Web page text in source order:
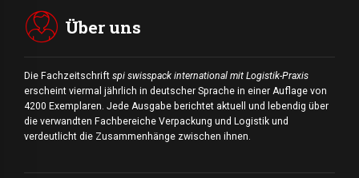
Über uns
Die Fachzeitschrift spi swisspack international mit Logistik-Praxis
erscheint viermal jährlich in deutscher Sprache in einer Auflage von
4200 Exemplaren. Jede Ausgabe berichtet aktuell und lebendig über
die verwandten Fachbereiche Verpackung und Logistik und
verdeutlicht die Zusammenhänge zwischen ihnen.